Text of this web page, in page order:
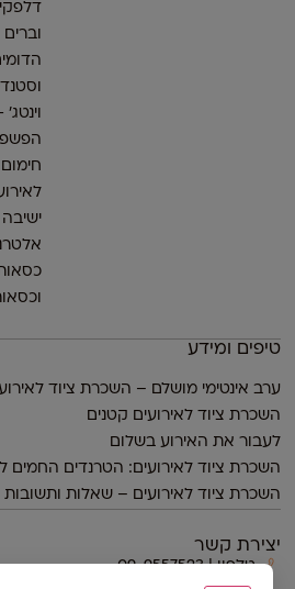
וברים
חימום
ישיבה
טיפים ומידע
ערב אינטימי מושלם – השכרת ציוד לאירוע
השכרת ציוד לאירועים קטנים
לעבור את האירוע בשלום
השכרת ציוד לאירועים: הטרנדים החמים ל-
השכרת ציוד לאירועים – שאלות ותשובות
יצירת קשר
טלפון | 09-9557523